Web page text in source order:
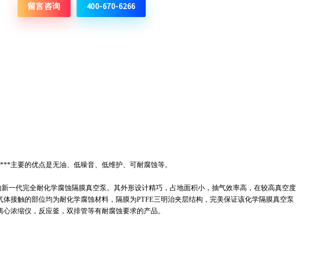
留言咨询 400-670-6266
主要的优点是无油、低噪音、低维护、可耐腐蚀等。
一代完全耐化学腐蚀隔膜真空泵。其外形设计精巧，占地面积小，抽气效率高，在较高真空度
接触的部位均为耐化学腐蚀材料，隔膜为PTFE三明治夹层结构，完美保证该化学隔膜真空泵
浓缩仪，反应釜，双排管等有耐腐蚀要求的产品。